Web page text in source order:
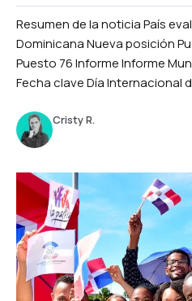
Resumen de la noticia País
Dominicana Nueva posición
Puesto 76 Informe Informe
Fecha clave Día Internacional
Cristy R.